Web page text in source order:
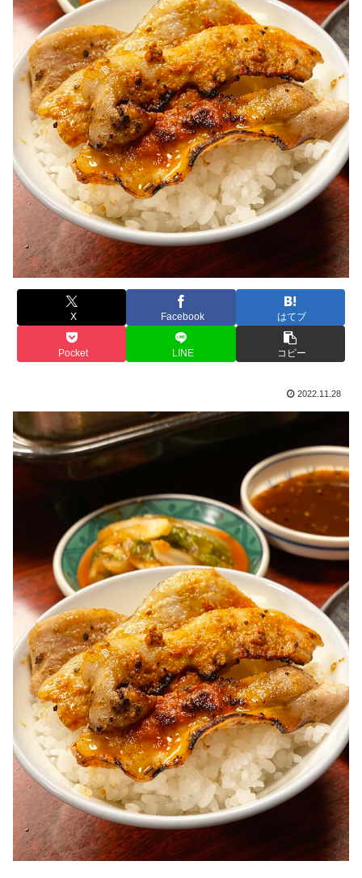
X Facebook はてブ
Pocket LINE コピー
2022.11.28